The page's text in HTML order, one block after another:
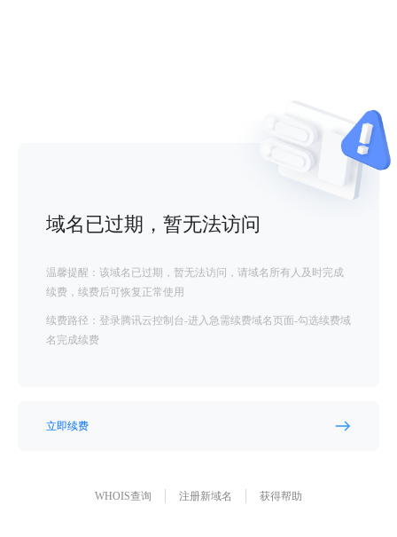
域名已过期，暂无法访问
温馨提醒：该域名已过期，暂无法访问，请域名所有人及时完成
续费，续费后可恢复正常使用
续费路径：登录腾讯云控制台-进入急需续费域名页面-勾选续费域
名完成续费
立即续费
WHOIS查询 注册新域名 获得帮助